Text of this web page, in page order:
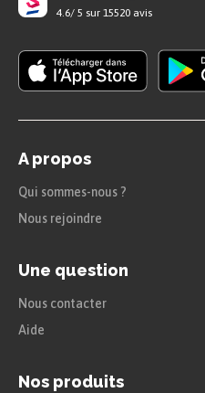
eux la seule joie réelle
Envoi
tiré de l’imagination d’un
Citations
« Ils ignorent leur
leur navire, mais un
leur fait prendre pour
4.6/ 5 sur 15520 avis
A propos
Qui sommes-nous ?
Nous rejoindre
Une question
Nous contacter
Aide
Nos produits